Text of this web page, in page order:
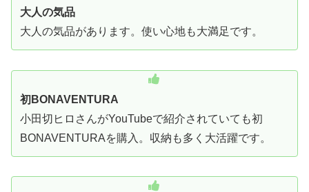
大人の気品
大人の気品があります。使い心地も大満足です。
初BONAVENTURA
小田切ヒロさんがYouTubeで紹介されていても初
BONAVENTURAを購入。収納も多く大活躍です。